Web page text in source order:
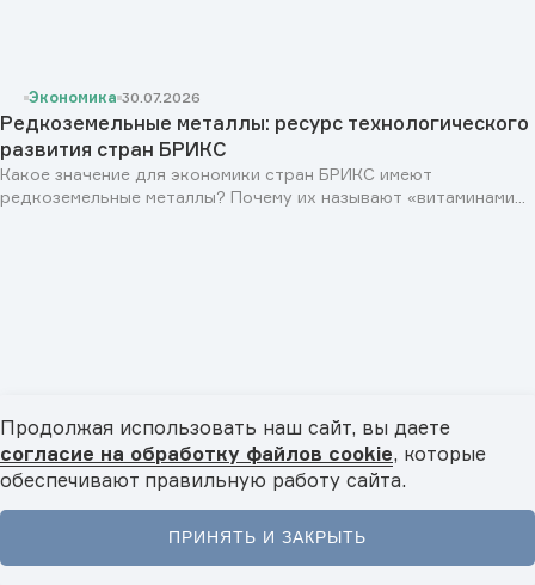
Главная Новости Видео Подкасты Меню
Экономика 30.07.2026
Редкоземельные металлы: ресурс технологического
развития стран БРИКС
Какое значение для экономики стран БРИКС имеют
редкоземельные металлы? Почему их называют «витаминами...
Персоны 29.07.2026
Раис Республики Татарстан Рустам Минниханов: «Мы
заинтересованы в развитии сотрудничества как со
Продолжая использовать наш сайт, вы даете
согласие на обработку файлов cookie, которые
обеспечивают правильную работу сайта.
ПРИНЯТЬ И ЗАКРЫТЬ